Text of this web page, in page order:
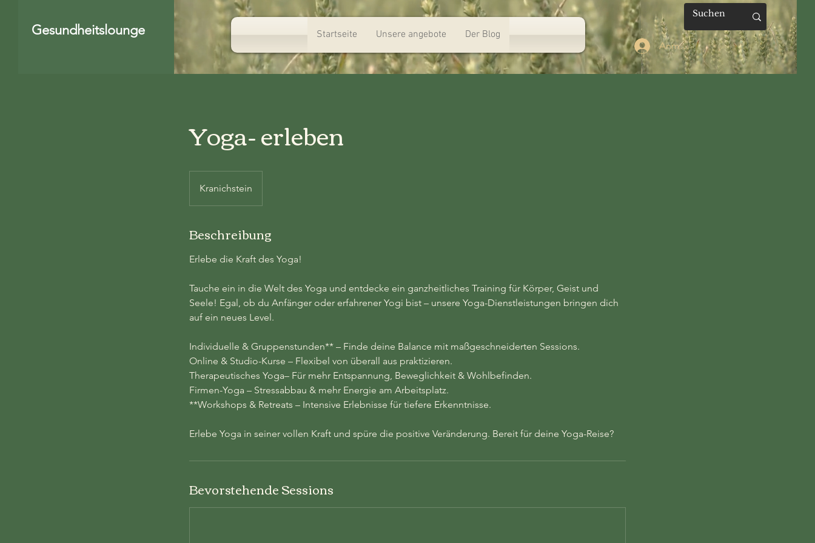
Gesundheitslounge Startseite Unsere angebote Der Blog
Anmelden
Yoga- erleben
Kranichstein
Beschreibung
Erlebe die Kraft des Yoga!
Tauche ein in die Welt des Yoga und entdecke ein ganzheitliches Training für Körper, Geist und
Seele! Egal, ob du Anfänger oder erfahrener Yogi bist – unsere Yoga-Dienstleistungen bringen dich
auf ein neues Level.
Individuelle & Gruppenstunden** – Finde deine Balance mit maßgeschneiderten Sessions.
Online & Studio-Kurse – Flexibel von überall aus praktizieren.
Therapeutisches Yoga– Für mehr Entspannung, Beweglichkeit & Wohlbefinden.
Firmen-Yoga – Stressabbau & mehr Energie am Arbeitsplatz.
**Workshops & Retreats – Intensive Erlebnisse für tiefere Erkenntnisse.
Erlebe Yoga in seiner vollen Kraft und spüre die positive Veränderung. Bereit für deine Yoga-Reise?
Bevorstehende Sessions